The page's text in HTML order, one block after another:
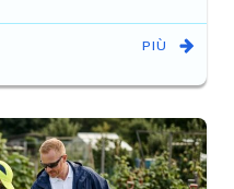
PIÙ